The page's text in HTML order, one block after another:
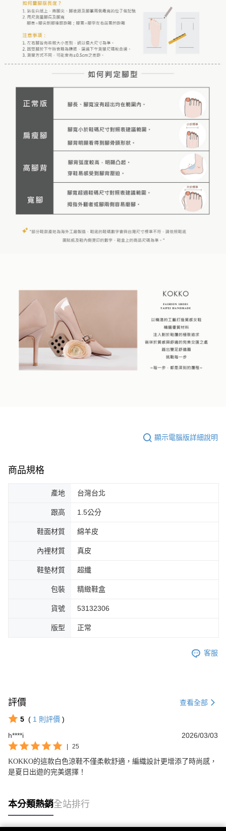
顯示電腦版詳細說明
商品規格
產地 台灣台北
跟高 1.5公分
鞋面材質 綿羊皮
內裡材質 真皮
鞋墊材質 超纖
包裝 精緻鞋盒
貨號 53132306
版型 正常
客服
評價 查看全部
5 ( 1 則評價 )
h****i
2026/03/03
| 25
KOKKO的這款白色涼鞋不僅柔軟舒適，編織設計更增添了時尚感，
是夏日出遊的完美選擇！
本分類熱銷全站排行